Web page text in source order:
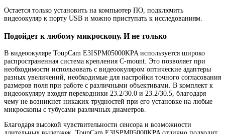
Остается только установить на компьютер ПО, подключить
видеоокуляр к порту USB и можно приступать к исследованиям.
Подойдет к любому микроскопу. И не только
В видеоокуляре ToupCam E3ISPM05000KPA используется широко
распространенная система крепления C-mount. Это позволяет при
необходимости использовать с видеоокуляром оптические адаптеры
разных увеличений, необходимые для настройки точного согласования
размеров поля при работе с различными объективами. В комплект к
видеоокуляру входят переходники 23.2/30.0 и 23.2/30.5, благодаря
чему не возникнет никаких трудностей при его установке на любые
микроскопы с тубусами различных диаметров.
Благодаря высокой чувствительности сенсора и возможности